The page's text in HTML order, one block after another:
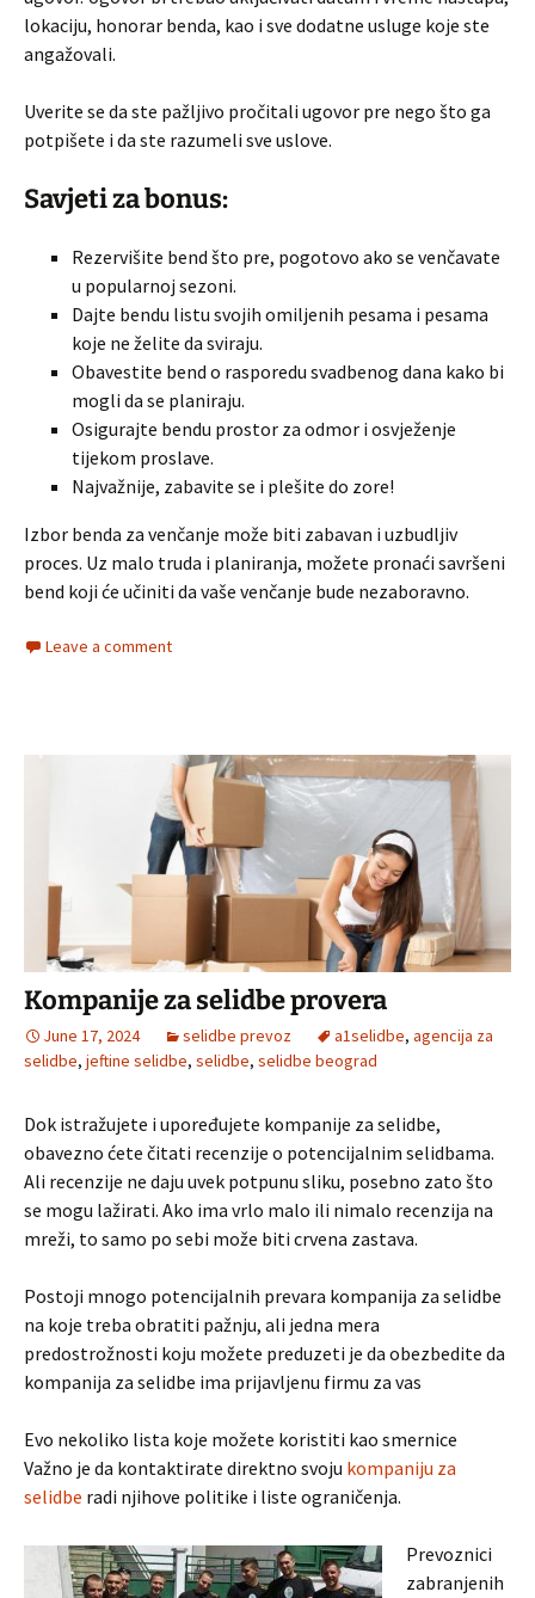
lokaciju, honorar benda, kao i sve dodatne usluge koje ste
angažovali.
Uverite se da ste pažljivo pročitali ugovor pre nego što ga
potpišete i da ste razumeli sve uslove.
Savjeti za bonus:
Rezervišite bend što pre, pogotovo ako se venčavate
u popularnoj sezoni.
Dajte bendu listu svojih omiljenih pesama i pesama
koje ne želite da sviraju.
Obavestite bend o rasporedu svadbenog dana kako bi
mogli da se planiraju.
Osigurajte bendu prostor za odmor i osvježenje
tijekom proslave.
Najvažnije, zabavite se i plešite do zore!
Izbor benda za venčanje može biti zabavan i uzbudljiv
proces. Uz malo truda i planiranja, možete pronaći savršeni
bend koji će učiniti da vaše venčanje bude nezaboravno.
Leave a comment
Kompanije za selidbe provera
June 17, 2024 selidbe prevoz a1selidbe, agencija za
selidbe, jeftine selidbe, selidbe, selidbe beograd
Dok istražujete i upoređujete kompanije za selidbe,
obavezno ćete čitati recenzije o potencijalnim selidbama.
Ali recenzije ne daju uvek potpunu sliku, posebno zato što
se mogu lažirati. Ako ima vrlo malo ili nimalo recenzija na
mreži, to samo po sebi može biti crvena zastava.
Postoji mnogo potencijalnih prevara kompanija za selidbe
na koje treba obratiti pažnju, ali jedna mera
predostrožnosti koju možete preduzeti je da obezbedite da
kompanija za selidbe ima prijavljenu firmu za vas
Evo nekoliko lista koje možete koristiti kao smernice
Važno je da kontaktirate direktno svoju kompaniju za
selidbe radi njihove politike i liste ograničenja.
Prevoznici
zabranjenih